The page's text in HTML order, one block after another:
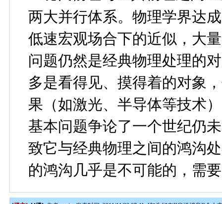
两大并行体系。物理学界达
低速宏观场合下的近似，大
问题仍然是经典物理处理的
多是看得见、摸得着的对象
果（如激光、半导体等技术
基本问题争论了一个世纪仍
致它与经典物理之间的鸿沟
的鸿沟几乎是不可能的，需